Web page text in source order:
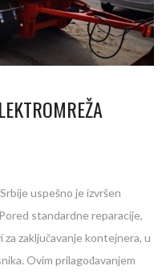
uspešno je izvršen
standardne reparacije,
zaključavanje kontejnera, u
Ovim prilagođavanjem